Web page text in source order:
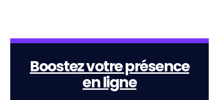
Boostez votre présence
en ligne